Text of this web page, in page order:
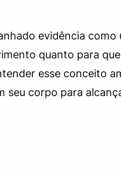
evidência como
quanto para
esse conceito
seu corpo para